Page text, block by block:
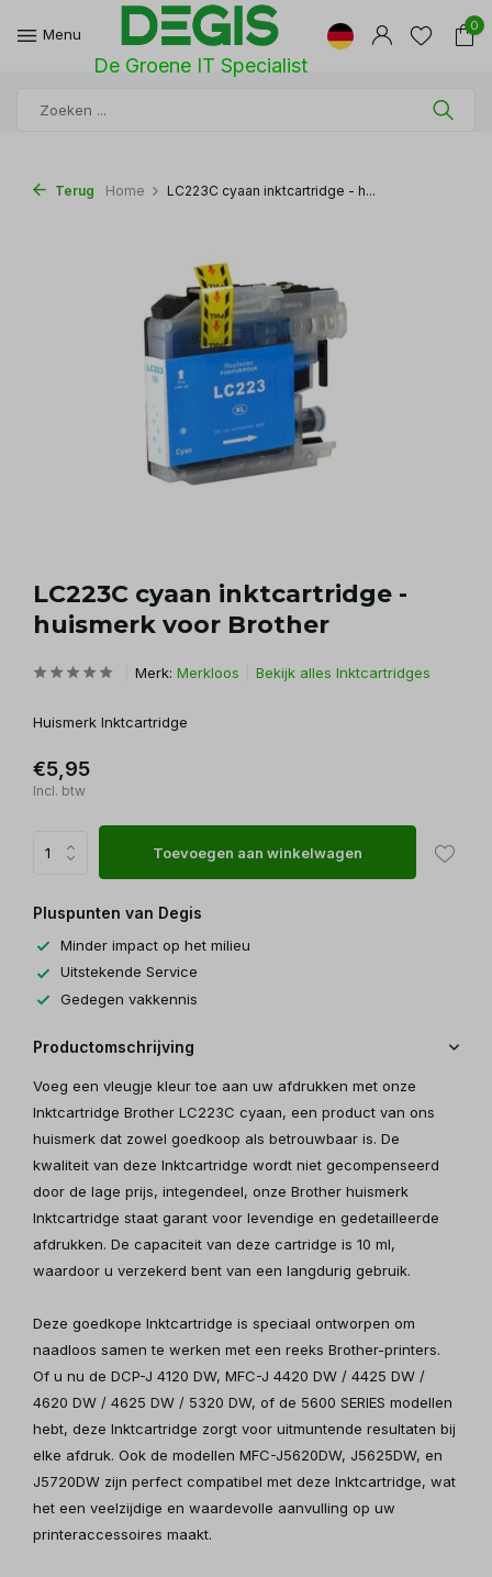
Menu
De Groene IT Specialist
0
Terug Home LC223C cyaan inktcartridge - h...
LC223C cyaan inktcartridge -
huismerk voor Brother
Merk: Merkloos Bekijk alles Inktcartridges
Huismerk Inktcartridge
€5,95
Incl. btw
Toevoegen aan winkelwagen
Pluspunten van Degis
Minder impact op het milieu
Uitstekende Service
Gedegen vakkennis
Productomschrijving
Voeg een vleugje kleur toe aan uw afdrukken met onze
Inktcartridge Brother LC223C cyaan, een product van ons
huismerk dat zowel goedkoop als betrouwbaar is. De
kwaliteit van deze Inktcartridge wordt niet gecompenseerd
door de lage prijs, integendeel, onze Brother huismerk
Inktcartridge staat garant voor levendige en gedetailleerde
afdrukken. De capaciteit van deze cartridge is 10 ml,
waardoor u verzekerd bent van een langdurig gebruik.
Deze goedkope Inktcartridge is speciaal ontworpen om
naadloos samen te werken met een reeks Brother-printers.
Of u nu de DCP-J 4120 DW, MFC-J 4420 DW / 4425 DW /
4620 DW / 4625 DW / 5320 DW, of de 5600 SERIES modellen
hebt, deze Inktcartridge zorgt voor uitmuntende resultaten bij
elke afdruk. Ook de modellen MFC-J5620DW, J5625DW, en
J5720DW zijn perfect compatibel met deze Inktcartridge, wat
het een veelzijdige en waardevolle aanvulling op uw
printeraccessoires maakt.